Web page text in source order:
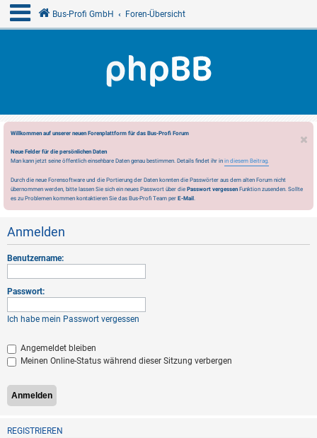
Bus-Profi GmbH Foren-Übersicht
Willkommen auf unserer neuen Forenplattform für das Bus-Profi Forum
Neue Felder für die persönlichen Daten
Man kann jetzt seine öffentlich einsehbare Daten genau bestimmen. Details findet ihr in in diesem Beitrag.
Durch die neue Forensoftware und die Portierung der Daten konnten die Passwörter aus dem alten Forum nicht
übernommen werden, bitte lassen Sie sich ein neues Passwort über die Passwort vergessen Funktion zusenden. Sollte
es zu Problemen kommen kontaktieren Sie das Bus-Profi Team per E-Mail.
Anmelden
Benutzername:
Passwort:
Ich habe mein Passwort vergessen
Angemeldet bleiben
Meinen Online-Status während dieser Sitzung verbergen
REGISTRIEREN